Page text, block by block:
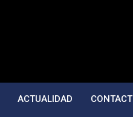
ACTUALIDAD